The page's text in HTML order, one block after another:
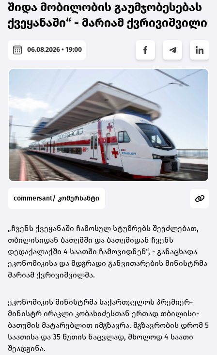
შიდა მობილობის გაუმჯობესებას
ქვეყანაში“ - მარიამ ქვრივიშვილი
06.08.2026 • 19:00
commersant/ კომერსანტი
„ჩვენს ქვეყანაში ჩამოსულ სტუმრებს შეეძლებათ,
თბილისიდან ბათუმში და ბათუმიდან ჩვენს
დედაქალაქში 4 საათში ჩამოვიდნენ“, - განაცხადა
ეკონომიკისა და მდგრადი განვითარების მინისტრმა
მარიამ ქვრივიშვილმა.
ეკონომიკის მინისტრმა საქართველოს პრემიერ-
მინისტრ ირაკლი კობახიძესთან ერთად თბილისი-
ბათუმის მატარებლით იმგზავრა. მგზავრობის დრომ 5
საათისა და 35 წუთის ნაცვლად, მხოლოდ 4 საათი
შეადგინა.